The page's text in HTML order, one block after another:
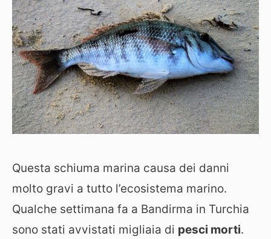
Questa schiuma marina causa dei danni
molto gravi a tutto l’ecosistema marino.
Qualche settimana fa a Bandirma in Turchia
sono stati avvistati migliaia di pesci morti.